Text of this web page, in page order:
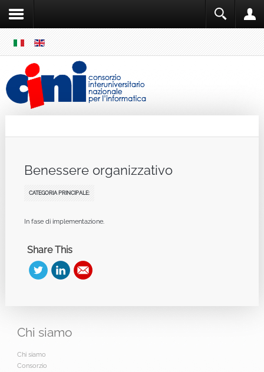
MENU
Benessere organizzativo
CATEGORIA PRINCIPALE:
In fase di implementazione.
Share This
Chi siamo
Chi siamo
Consorzio